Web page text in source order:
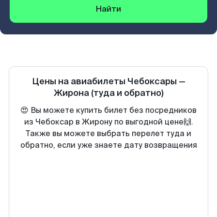
Найти
Цены на авиабилеты Чебоксары —
Жирона (туда и обратно)
😍 Вы можете купить билет без посредников
из Чебоксар в Жирону по выгодной цене🙌.
Также вы можете выбрать перелет туда и
обратно, если уже знаете дату возвращения